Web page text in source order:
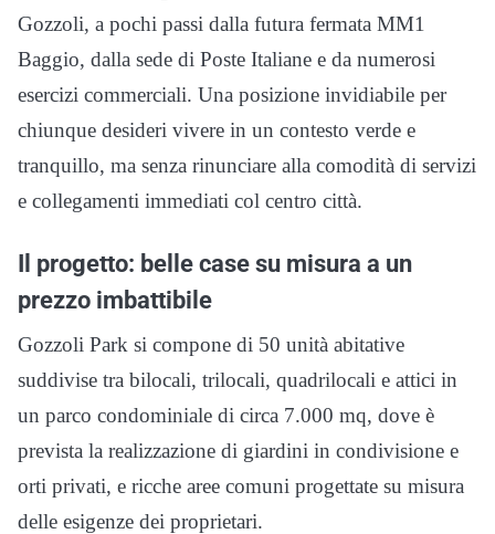
Gozzoli, a pochi passi dalla futura fermata MM1
Baggio, dalla sede di Poste Italiane e da numerosi
esercizi commerciali. Una posizione invidiabile per
chiunque desideri vivere in un contesto verde e
tranquillo, ma senza rinunciare alla comodità di servizi
e collegamenti immediati col centro città.
Il progetto: belle case su misura a un
prezzo imbattibile
Gozzoli Park si compone di 50 unità abitative
suddivise tra bilocali, trilocali, quadrilocali e attici in
un parco condominiale di circa 7.000 mq, dove è
prevista la realizzazione di giardini in condivisione e
orti privati, e ricche aree comuni progettate su misura
delle esigenze dei proprietari.